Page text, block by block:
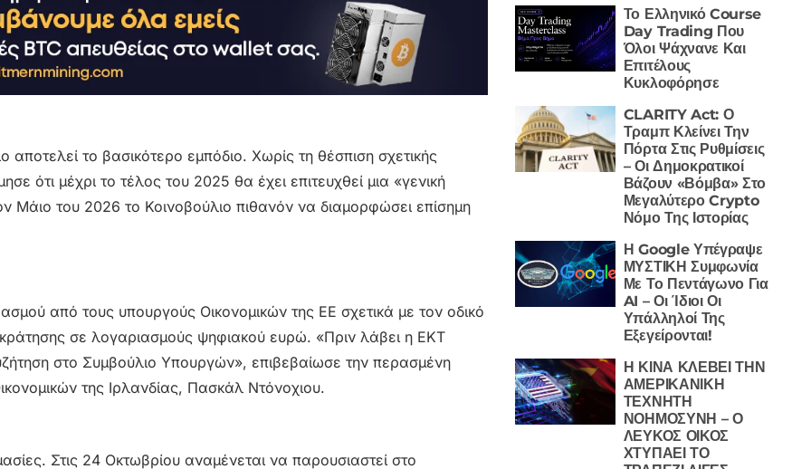
το βασικότερο εμπόδιο. Χωρίς τη θέσπιση σχετικής
ότι μέχρι το τέλος του 2025 θα έχει επιτευχθεί μια «γενική
του 2026 το Κοινοβούλιο πιθανόν να διαμορφώσει επίσημη
από τους υπουργούς Οικονομικών της ΕΕ σχετικά με τον οδικό
σε λογαριασμούς ψηφιακού ευρώ. «Πριν λάβει η ΕΚΤ
στο Συμβούλιο Υπουργών», επιβεβαίωσε την περασμένη
της Ιρλανδίας, Πασκάλ Ντόνοχιου.
Στις 24 Οκτωβρίου αναμένεται να παρουσιαστεί στο
Το Ελληνικό Course
Day Trading Που
Όλοι Ψάχνανε Και
Επιτέλους
Κυκλοφόρησε
CLARITY Act: Ο
Τραμπ Κλείνει Την
Πόρτα Στις Ρυθμίσεις
– Οι Δημοκρατικοί
Βάζουν «Βόμβα» Στο
Μεγαλύτερο Crypto
Νόμο Της Ιστορίας
Η Google Υπέγραψε
ΜΥΣΤΙΚΗ Συμφωνία
Με Το Πεντάγωνο Για
AI – Οι Ίδιοι Οι
Υπάλληλοί Της
Εξεγείρονται!
Η ΚΙΝΑ ΚΛΕΒΕΙ ΤΗΝ
ΑΜΕΡΙΚΑΝΙΚΗ
ΤΕΧΝΗΤΗ
ΝΟΗΜΟΣΥΝΗ – Ο
ΛΕΥΚΟΣ ΟΙΚΟΣ
ΧΤΥΠΑΕΙ ΤΟ